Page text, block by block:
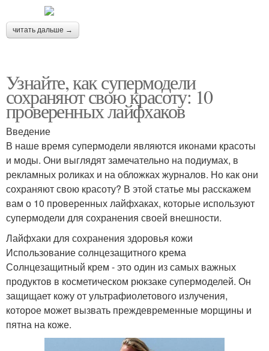
читать дальше →
Узнайте, как супермодели
сохраняют свою красоту: 10
проверенных лайфхаков
Введение
В наше время супермодели являются иконами красоты
и моды. Они выглядят замечательно на подиумах, в
рекламных роликах и на обложках журналов. Но как они
сохраняют свою красоту? В этой статье мы расскажем
вам о 10 проверенных лайфхаках, которые используют
супермодели для сохранения своей внешности.
Лайфхаки для сохранения здоровья кожи
Использование солнцезащитного крема
Солнцезащитный крем - это один из самых важных
продуктов в косметическом рюкзаке супермоделей. Он
защищает кожу от ультрафиолетового излучения,
которое может вызвать преждевременные морщины и
пятна на коже.